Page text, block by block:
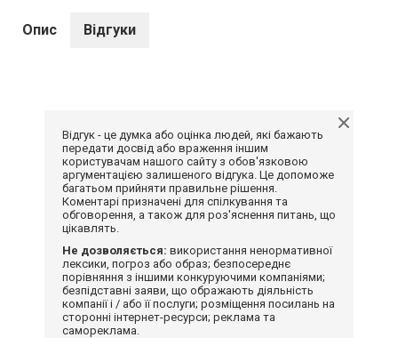
Опис Відгуки
Відгук - це думка або оцінка людей, які бажають
передати досвід або враження іншим
користувачам нашого сайту з обов'язковою
аргументацією залишеного відгука. Це допоможе
багатьом прийняти правильне рішення.
Коментарі призначені для спілкування та
обговорення, а також для роз'яснення питань, що
цікавлять.
Не дозволяється: використання ненормативної
лексики, погроз або образ; безпосереднє
порівняння з іншими конкуруючими компаніями;
безпідставні заяви, що ображають діяльність
компанії і / або її послуги; розміщення посилань на
сторонні інтернет-ресурси; реклама та
самореклама.